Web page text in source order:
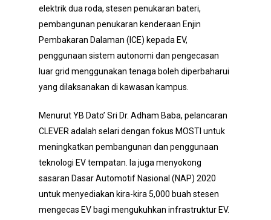
elektrik dua roda, stesen penukaran bateri,
pembangunan penukaran kenderaan Enjin
Pembakaran Dalaman (ICE) kepada EV,
penggunaan sistem autonomi dan pengecasan
luar grid menggunakan tenaga boleh diperbaharui
yang dilaksanakan di kawasan kampus.
Menurut YB Dato’ Sri Dr. Adham Baba, pelancaran
CLEVER adalah selari dengan fokus MOSTI untuk
meningkatkan pembangunan dan penggunaan
teknologi EV tempatan. Ia juga menyokong
sasaran Dasar Automotif Nasional (NAP) 2020
untuk menyediakan kira-kira 5,000 buah stesen
mengecas EV bagi mengukuhkan infrastruktur EV.